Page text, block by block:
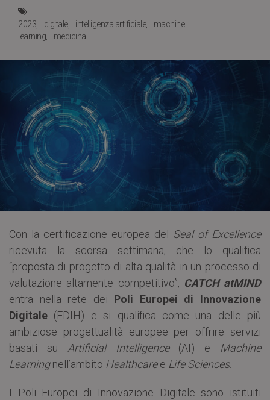
2023 digitale intelligenza artificiale
machine
learning
medicina
Con la certificazione europea del Seal of Excellence
ricevuta la scorsa settimana, che lo qualifica
“proposta di progetto di alta qualità in un processo di
valutazione altamente competitivo”, CATCH atMIND
entra nella rete dei Poli Europei di Innovazione
Digitale (EDIH) e si qualifica come una delle più
ambiziose progettualità europee per offrire servizi
basati su Artificial Intelligence(AI) e Machine
Learningnell’ambito Healthcaree Life Sciences.
I Poli Europei di Innovazione Digitale sono istituiti